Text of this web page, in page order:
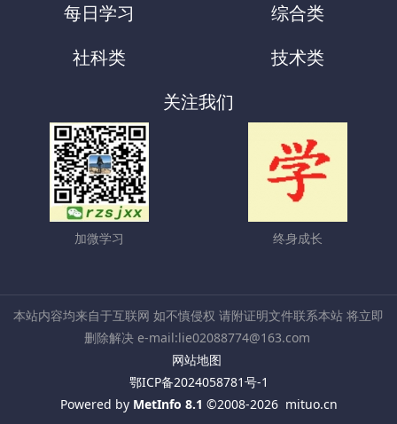
每日学习
综合类
社科类
技术类
关注我们
加微学习 终身成长
本站内容均来自于互联网 如不慎侵权 请附证明文件联系本站 将立即
删除解决 e-mail:lie02088774@163.com
网站地图
鄂ICP备2024058781号-1
Powered by MetInfo 8.1 ©2008-2026 mituo.cn